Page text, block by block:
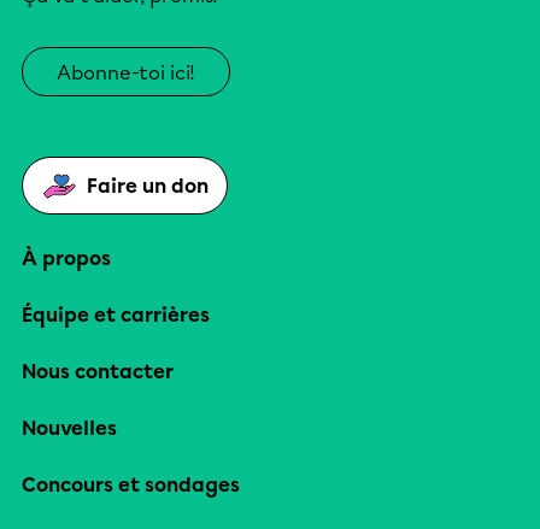
Abonne-toi ici!
Faire un don
À propos
Équipe et carrières
Nous contacter
Nouvelles
Concours et sondages